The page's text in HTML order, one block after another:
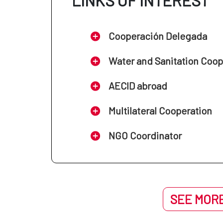
Oficina de la Cooperación
Oficina de la Cooperación
Oficina de la Cooperación
Cooperación Delegada
Water and Sanitation
AECID abroad
Multilateral Cooperation
NGO Coordinator
SEE